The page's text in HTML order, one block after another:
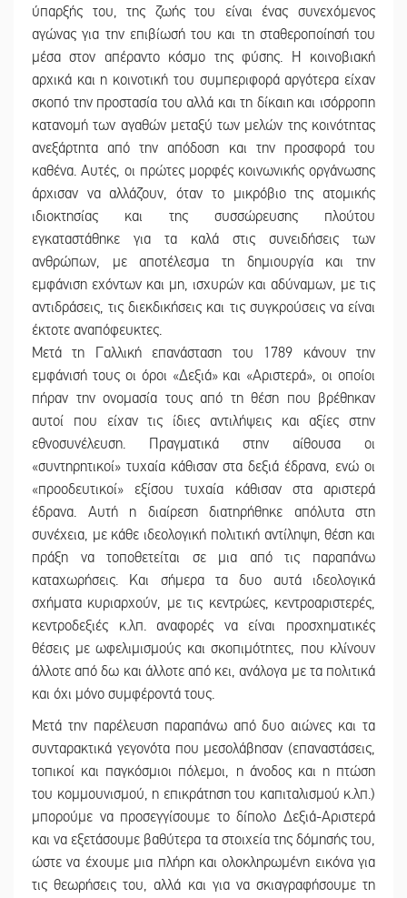
ύπαρξής του, της ζωής του είναι ένας συνεχόμενος
αγώνας για την επιβίωσή του και τη σταθεροποίησή του
μέσα στον απέραντο κόσμο της φύσης. Η κοινοβιακή
αρχικά και η κοινοτική του συμπεριφορά αργότερα είχαν
σκοπό την προστασία του αλλά και τη δίκαιη και ισόρροπη
κατανομή των αγαθών μεταξύ των μελών της κοινότητας
ανεξάρτητα από την απόδοση και την προσφορά του
καθένα. Αυτές, οι πρώτες μορφές κοινωνικής οργάνωσης
άρχισαν να αλλάζουν, όταν το μικρόβιο της ατομικής
ιδιοκτησίας και της συσσώρευσης πλούτου
εγκαταστάθηκε για τα καλά στις συνειδήσεις των
ανθρώπων, με αποτέλεσμα τη δημιουργία και την
εμφάνιση εχόντων και μη, ισχυρών και αδύναμων, με τις
αντιδράσεις, τις διεκδικήσεις και τις συγκρούσεις να είναι
έκτοτε αναπόφευκτες.
Μετά τη Γαλλική επανάσταση του 1789 κάνουν την
εμφάνισή τους οι όροι «Δεξιά» και «Αριστερά», οι οποίοι
πήραν την ονομασία τους από τη θέση που βρέθηκαν
αυτοί που είχαν τις ίδιες αντιλήψεις και αξίες στην
εθνοσυνέλευση. Πραγματικά στην αίθουσα οι
«συντηρητικοί» τυχαία κάθισαν στα δεξιά έδρανα, ενώ οι
«προοδευτικοί» εξίσου τυχαία κάθισαν στα αριστερά
έδρανα. Αυτή η διαίρεση διατηρήθηκε απόλυτα στη
συνέχεια, με κάθε ιδεολογική πολιτική αντίληψη, θέση και
πράξη να τοποθετείται σε μια από τις παραπάνω
καταχωρήσεις. Και σήμερα τα δυο αυτά ιδεολογικά
σχήματα κυριαρχούν, με τις κεντρώες, κεντροαριστερές,
κεντροδεξιές κ.λπ. αναφορές να είναι προσχηματικές
θέσεις με ωφελιμισμούς και σκοπιμότητες, που κλίνουν
άλλοτε από δω και άλλοτε από κει, ανάλογα με τα πολιτικά
και όχι μόνο συμφέροντά τους.
Μετά την παρέλευση παραπάνω από δυο αιώνες και τα
συνταρακτικά γεγονότα που μεσολάβησαν (επαναστάσεις,
τοπικοί και παγκόσμιοι πόλεμοι, η άνοδος και η πτώση
του κομμουνισμού, η επικράτηση του καπιταλισμού κ.λπ.)
μπορούμε να προσεγγίσουμε το δίπολο Δεξιά-Αριστερά
και να εξετάσουμε βαθύτερα τα στοιχεία της δόμησής του,
ώστε να έχουμε μια πλήρη και ολοκληρωμένη εικόνα για
τις θεωρήσεις του, αλλά και για να σκιαγραφήσουμε τη